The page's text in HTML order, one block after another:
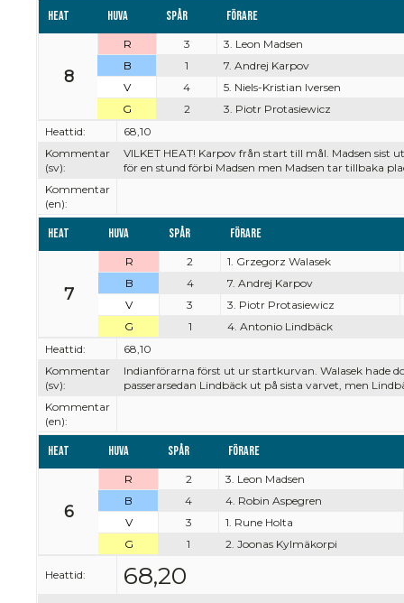
Heat Huva Spår Förare
8
R 3
3. Leon Madsen
B
1
7. Andrej Karpov
V
4
5. Niels-Kristian Iversen
G
2
3. Piotr Protasiewicz
Heattid:
68,10
Kommentar
(sv):
VILKET HEAT! Karpov från start till mål. Madsen sist
för en stund förbi Madsen men Madsen tar tillbaka
Kommentar
(en):
Heat Huva Spår Förare
7
R 2
1. Grzegorz Walasek
B
4
7. Andrej Karpov
V
3
3. Piotr Protasiewicz
G
1
4. Antonio Lindbäck
Heattid:
68,10
Kommentar
(sv):
Indianförarna först ut ur startkurvan. Walasek hade
passerarsedan Lindbäck ut på sista varvet, men
Kommentar
(en):
Heat Huva Spår Förare
6
R 2
3. Leon Madsen
B
4
4. Robin Aspegren
V
3
1. Rune Holta
G
1 2. Joonas Kylmäkorpi
Heattid:
68,20